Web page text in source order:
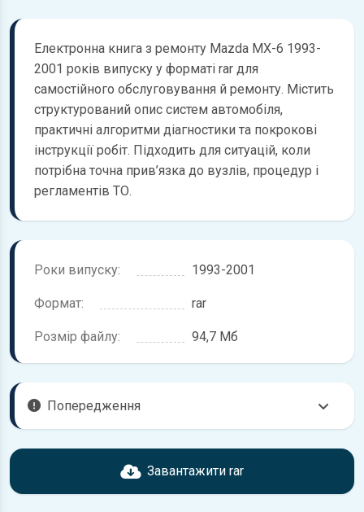
Електронна книга з ремонту Mazda MX-6 1993-
2001 років випуску у форматі rar для
самостійного обслуговування й ремонту. Містить
структурований опис систем автомобіля,
практичні алгоритми діагностики та покрокові
інструкції робіт. Підходить для ситуацій, коли
потрібна точна прив’язка до вузлів, процедур і
регламентів ТО.
Роки випуску: 1993-2001
Формат: rar
Розмір файлу: 94,7 Мб
Попередження
Перед завантаженням ознайомтесь з характеристиками
Mazda MX-6, що надані в книзі. Можливі розбіжності,
Завантажити rar